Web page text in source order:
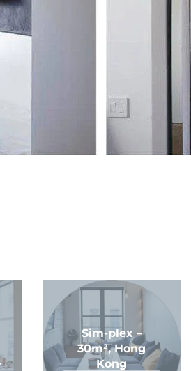
Sim-plex –
30m², Hong
Kong